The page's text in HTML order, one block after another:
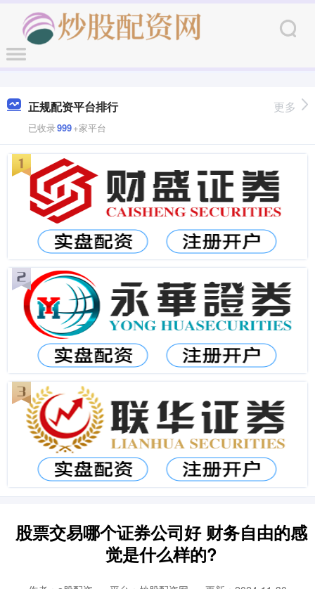
正规配资平台排行
已收录999+家平台
更多
股票交易哪个证券公司好 财务自由的感
觉是什么样的?